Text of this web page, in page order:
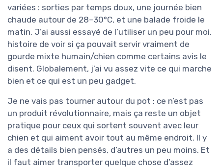
variées : sorties par temps doux, une journée bien
chaude autour de 28–30°C, et une balade froide le
matin. J’ai aussi essayé de l’utiliser un peu pour moi,
histoire de voir si ça pouvait servir vraiment de
gourde mixte humain/chien comme certains avis le
disent. Globalement, j’ai vu assez vite ce qui marche
bien et ce qui est un peu gadget.
Je ne vais pas tourner autour du pot : ce n’est pas
un produit révolutionnaire, mais ça reste un objet
pratique pour ceux qui sortent souvent avec leur
chien et qui aiment avoir tout au même endroit. Il y
a des détails bien pensés, d’autres un peu moins. Et
il faut aimer transporter quelque chose d’assez